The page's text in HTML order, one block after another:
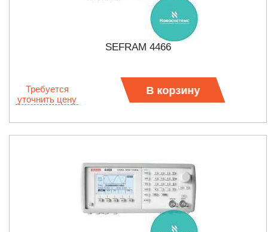
SEFRAM 4466
Требуется
уточнить цену
В корзину